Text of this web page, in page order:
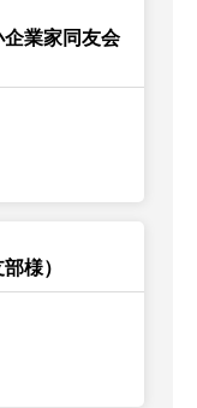
企業家同友会
様）